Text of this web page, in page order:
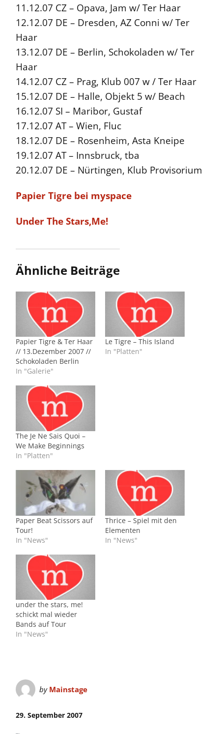
11.12.07 CZ – Opava, Jam w/ Ter Haar
12.12.07 DE – Dresden, AZ Conni w/ Ter
Haar
13.12.07 DE – Berlin, Schokoladen w/ Ter
Haar
14.12.07 CZ – Prag, Klub 007 w / Ter Haar
15.12.07 DE – Halle, Objekt 5 w/ Beach
16.12.07 SI – Maribor, Gustaf
17.12.07 AT – Wien, Fluc
18.12.07 DE – Rosenheim, Asta Kneipe
19.12.07 AT – Innsbruck, tba
20.12.07 DE – Nürtingen, Klub Provisorium
Papier Tigre bei myspace
Under The Stars,Me!
Ähnliche Beiträge
Papier Tigre & Ter Haar
// 13.Dezember 2007 //
Schokoladen Berlin
In "Galerie"
Le Tigre – This Island
In "Platten"
The Je Ne Sais Quoi –
We Make Beginnings
In "Platten"
Paper Beat Scissors auf
Tour!
In "News"
Thrice – Spiel mit den
Elementen
In "News"
under the stars, me!
schickt mal wieder
Bands auf Tour
In "News"
by Mainstage
29. September 2007